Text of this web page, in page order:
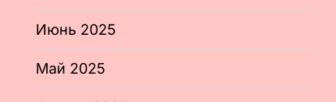
Июнь 2025
Май 2025